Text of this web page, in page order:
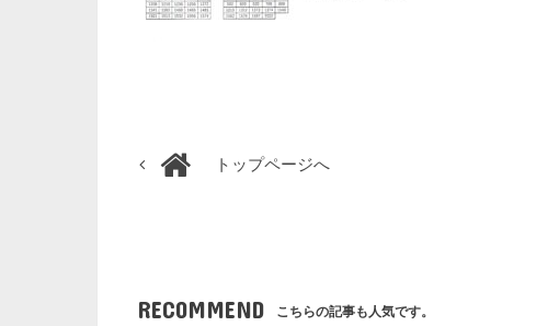
トップページへ
RECOMMEND こちらの記事も人気です。